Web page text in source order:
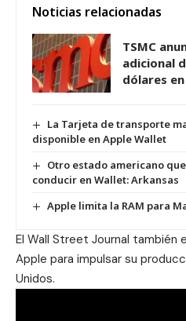
Noticias relacionadas
TSMC
adicional
dólares
La Tarjeta de transporte
disponible en Apple Wallet
Otro estado americano
conducir en Wallet: Arkansas
Apple limita la RAM para
El Wall Street Journal también
Apple para impulsar su
Unidos.